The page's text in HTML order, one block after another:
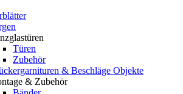
Türen
Zubehör
& Beschläge Objekte
& Zubehör